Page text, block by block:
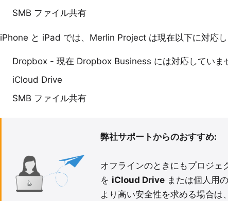
SMB ファイル共有
iPhone と iPad では、 Merlin Project は現在以下に対応し
Dropbox - 現在 Dropbox Business には対応していま
iCloud Drive
SMB ファイル共有
弊社サポートからのおすすめ:
オフラインのときにもプロジェ
を iCloud Drive または個人用の
より高い安全性を求める場合は